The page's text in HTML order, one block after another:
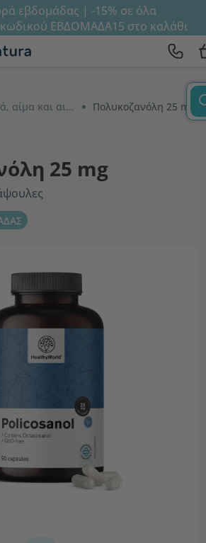
εβδομάδας | -15% σε όλα
ΕΒΔΟΜΑΔΑ15 στο καλάθι
Καρδιά, αίμα και αιμοφόρα αγγεία Πολυκοζανόλη 25 mg
25 mg